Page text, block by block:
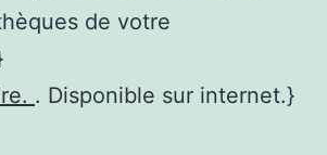
de votre
. Disponible sur internet.}